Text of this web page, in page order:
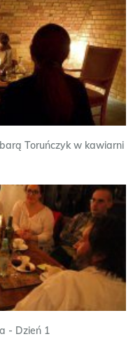
Toruńczyk w kawiarni
- Dzień 1